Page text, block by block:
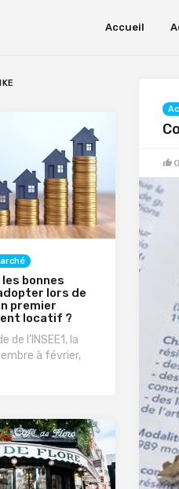
Accueil
0
bonnes
lors de
premier
locatif ?
de l’INSEE1, la
à février,